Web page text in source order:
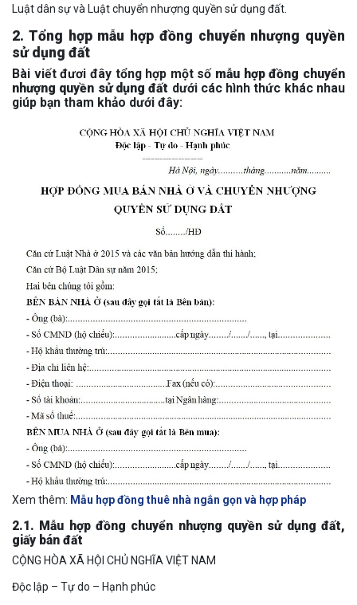
Luật dân sự và Luật chuyển nhượng quyền sử dụng đất.
2. Tổng hợp mẫu hợp đồng chuyển nhượng quyền
sử dụng đất
Bài viết đươi đây tổng hợp một số mẫu hợp đồng chuyển
nhượng quyền sử dụng đất dưới các hình thức khác nhau
giúp bạn tham khảo dưới đây:
Xem thêm: Mẫu hợp đồng thuê nhà ngắn gọn và hợp pháp
2.1. Mẫu hợp đồng chuyển nhượng quyền sử dụng đất,
giấy bán đất
CỘNG HÒA XÃ HỘI CHỦ NGHĨA VIỆT NAM
Độc lập – Tự do – Hạnh phúc